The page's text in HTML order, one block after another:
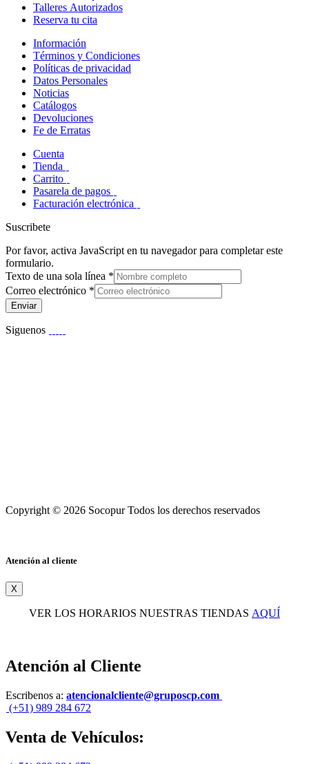
Talleres Autorizados
Reserva tu cita
Información
Términos y Condiciones
Políticas de privacidad
Datos Personales
Noticias
Catálogos
Devoluciones
Fe de Erratas
Cuenta
Tienda
Carrito
Pasarela de pagos
Facturación electrónica
Suscribete
Por favor, activa JavaScript en tu navegador para completar este
formulario.
Texto de una sola línea *
Correo electrónico *
Enviar
Siguenos
Copyright © 2026 Socopur Todos los derechos reservados
Atención al cliente
X
VER LOS HORARIOS NUESTRAS TIENDAS AQUÍ
Atención al Cliente
Escribenos a: atencionalcliente@gruposcp.com
(+51) 989 284 672
Venta de Vehículos: